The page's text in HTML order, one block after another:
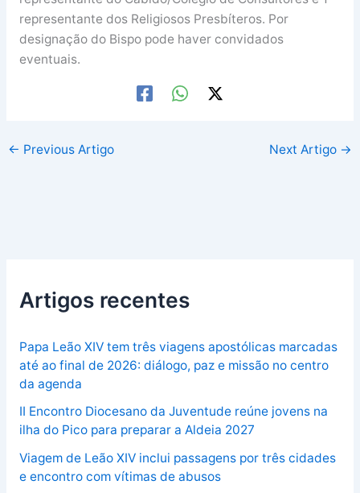
representante dos Religiosos Presbíteros. Por
designação do Bispo pode haver convidados
eventuais.
← Previous Artigo Next Artigo →
Artigos recentes
Papa Leão XIV tem três viagens apostólicas marcadas
até ao final de 2026: diálogo, paz e missão no centro
da agenda
II Encontro Diocesano da Juventude reúne jovens na
ilha do Pico para preparar a Aldeia 2027
Viagem de Leão XIV inclui passagens por três cidades
e encontro com vítimas de abusos